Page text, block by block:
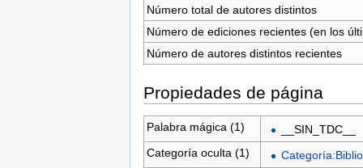
Número total de autores distintos
Número de ediciones recientes (en los
Número de autores distintos recientes
Propiedades de página
Palabra mágica (1)
__SIN_TDC__
Categoría oculta (1)